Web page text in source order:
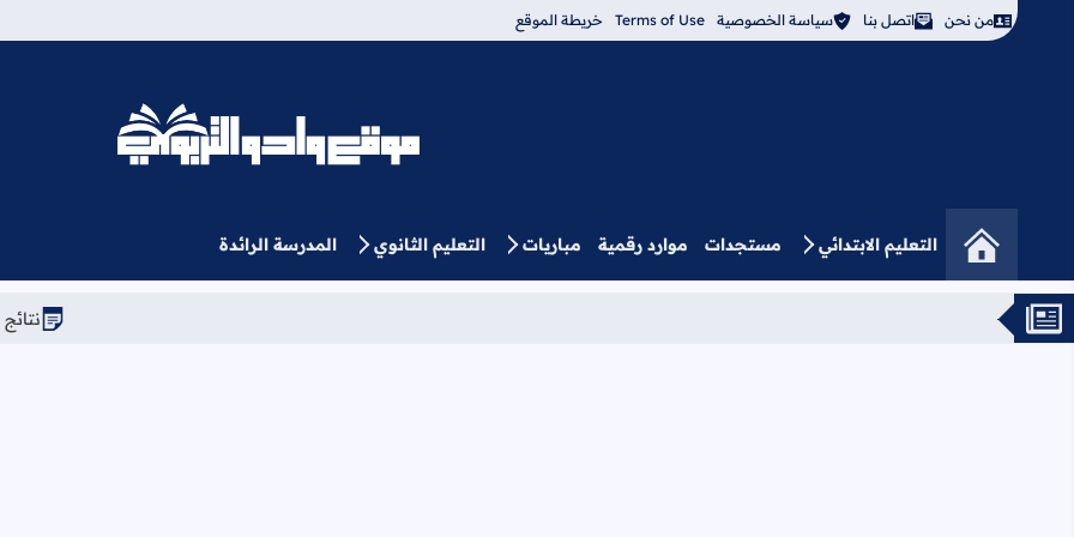
من نحن اتصل بنا سياسة الخصوصية Terms of Use خريطة الموقع
موقع وادو التربوي
التعليم الابتدائي مستجدات موارد رقمية مباريات التعليم الثانوي المدرسة الرائدة
نتائج الحركة